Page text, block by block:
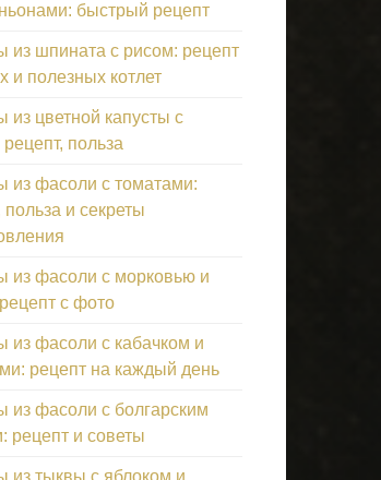
быстрый рецепт
из шпината с рисом: рецепт
и полезных котлет
из цветной капусты с
польза
из фасоли с томатами:
польза и секреты
из фасоли с морковью и
с фото
из фасоли с кабачком и
рецепт на каждый день
из фасоли с болгарским
рецепт и советы
из тыквы с яблоком и